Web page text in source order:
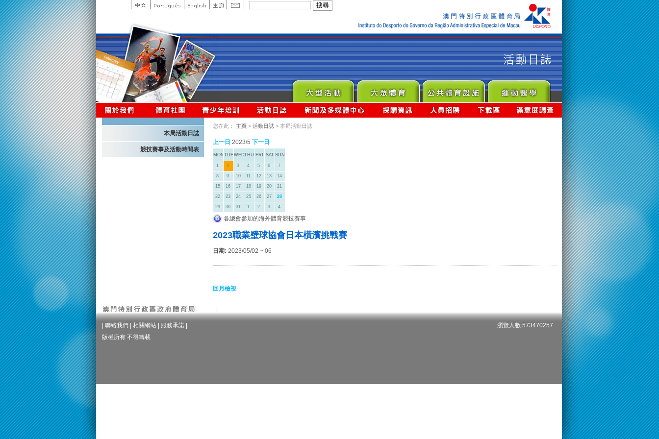
本局活動日誌
競技賽事及活動時間表
您在此： 主頁 > 活動日誌 > 本局活動日誌
上一日 2023/5 下一日
MON TUEWEDTHU FRI SAT SUN
1 2 3 4 5 6 7
8 9 10 11 12 13 14
15 16 17 18 19 20 21
22 23 24 25 26 27 28
29 30 31 1 2 3 4
各總會參加的海外體育競技賽事
2023職業壁球協會日本橫濱挑戰賽
日期: 2023/05/02 ~ 06
回月檢視
聯絡我們 相關網站 服務承諾
版權所有 不得轉載
瀏覽人數:573470257